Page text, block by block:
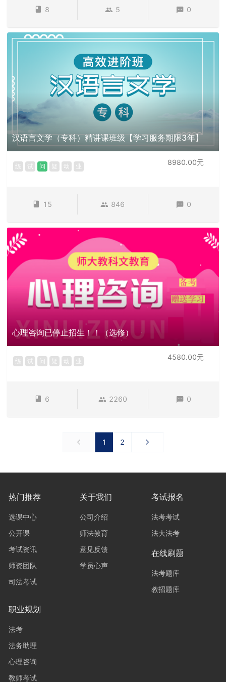
8 5 0
汉语言文学（专科）精讲课班级【学习服务期限3年】
练 试 问 疑 动 业 8980.00元
15 846 0
心理咨询已停止招生！！（选修）
练 试 问 疑 动 业 4580.00元
6 2260 0
1 2
热门推荐
选课中心
公开课
考试资讯
师资团队
司法考试
关于我们
公司介绍
师法教育
意见反馈
学员心声
考试报名
法考考试
法大法考
在线刷题
法考题库
教招题库
职业规划
法考
法务助理
心理咨询
教师考试